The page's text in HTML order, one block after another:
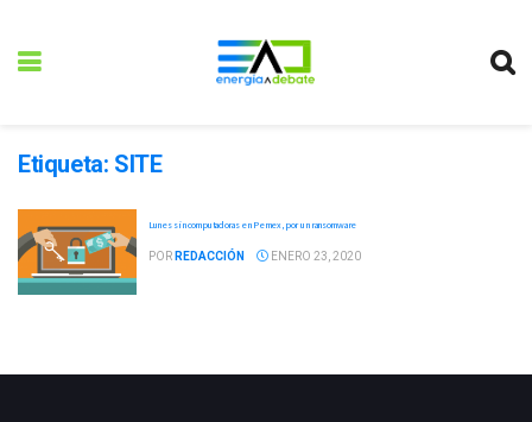
Etiqueta: SITE
Lunes sin computadoras en Pemex, por un ransomware
POR REDACCIÓN ENERO 23, 2020